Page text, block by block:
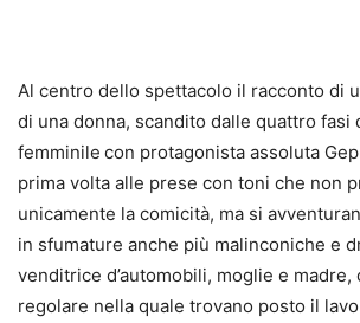
Al centro dello spettacolo il racconto di
di una donna, scandito dalle quattro fasi
femminile con protagonista assoluta
prima volta alle prese con toni che non
unicamente la comicità, ma si
in sfumature anche più malinconiche e
venditrice d’automobili, moglie e madre,
regolare nella quale trovano posto il